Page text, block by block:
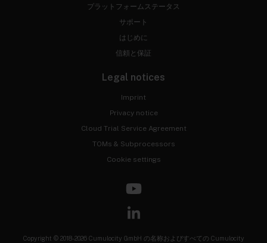
プラットフォームステータス
サポート
はじめに
信頼と保証
Legal notices
Imprint
Privacy notice
Cloud Trial Service Agreement
TOMs & Subprocessors
Cookie settings
Copyright © 2018-2026 Cumulocity GmbH の名称およびすべての Cumulocity